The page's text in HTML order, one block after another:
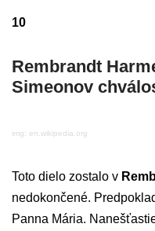
10
Rembrandt
Simeonov
img: en.wikipedia.org
Toto dielo zostalo v
nedokončené.
Panna Mária.